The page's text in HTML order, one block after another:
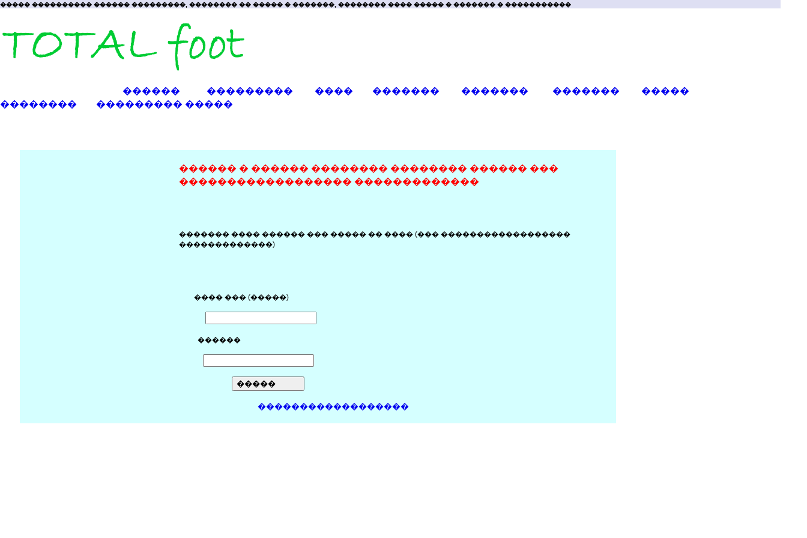
����� ���������� ������ ���������, �������� �� ����� � �������, �������� ���� ����� � ������� � �����������
������ ��������� ���� ������� ������� �������
�����
��������
��������� �����
������ � ������ �������� �������� ������ ���
������������������ �������������
������� ���� ������ ��� ����� �� ���� (��� ������������������
�������������)
���� ��� (�����)
������
������������������